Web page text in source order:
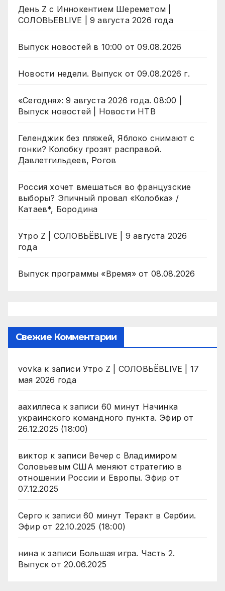
День Z с Иннокентием Шереметом |
СОЛОВЬЁВLIVE | 9 августа 2026 года
Выпуск новостей в 10:00 от 09.08.2026
Новости недели. Выпуск от 09.08.2026 г.
«Сегодня»: 9 августа 2026 года. 08:00 |
Выпуск новостей | Новости НТВ
Геленджик без пляжей, Яблоко снимают с
гонки? Колобку грозят расправой.
Давлетгильдеев, Рогов
Россия хочет вмешаться во французские
выборы? Эпичный провал «Колобка» /
Катаев*, Бородина
Утро Z | СОЛОВЬЁВLIVE | 9 августа 2026
года
Выпуск программы «Время» от 08.08.2026
Свежие Комментарии
vovka к записи Утро Z | СОЛОВЬЁВLIVE | 17
мая 2026 года
аахиллесак записи 60 минут Начинка
украинского командного пункта. Эфир от
26.12.2025 (18:00)
виктор к записи Вечер с Владимиром
Соловьевым США меняют стратегию в
отношении России и Европы. Эфир от
07.12.2025
Серго к записи 60 минут Теракт в Сербии.
Эфир от 22.10.2025 (18:00)
нинак записи Большая игра. Часть 2.
Выпуск от 20.06.2025